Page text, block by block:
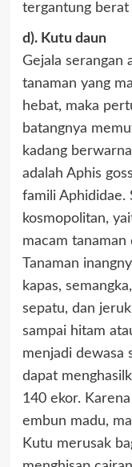
tergantung berat
d). Kutu daun
Gejala serangan
tanaman yang
hebat, maka
batangnya
kadang
adalah Aphis
famili Aphididae.
kosmopolitan,
macam
Tanaman
kapas,
sepatu, dan
sampai hitam
menjadi dewasa
dapat
140 ekor.
embun madu,
Kutu merusak